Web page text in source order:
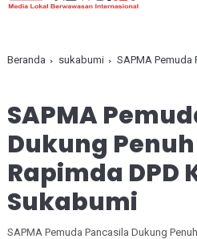
Beranda sukabumi SAPMA Pemuda Pancasila
SAPMA
Dukung
Rapimda DPD
Sukabumi
SAPMA Pemuda Pancasila Dukung